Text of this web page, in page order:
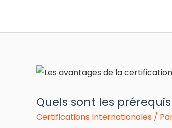
Quels sont les
Certifications Internationales /